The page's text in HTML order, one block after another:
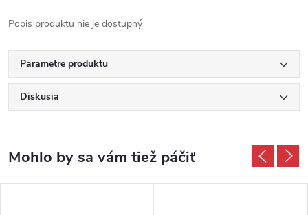
Popis produktu nie je dostupný
Parametre produktu
Diskusia